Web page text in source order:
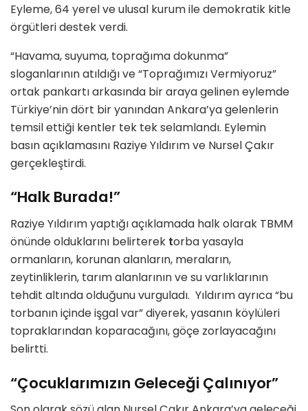
Eyleme, 64 yerel ve ulusal kurum ile demokratik kitle
örgütleri destek verdi.
“Havama, suyuma, toprağıma dokunma”
sloganlarının atıldığı ve “Toprağımızı Vermiyoruz”
ortak pankartı arkasında bir araya gelinen eylemde
Türkiye’nin dört bir yanından Ankara’ya gelenlerin
temsil ettiği kentler tek tek selamlandı. Eylemin
basın açıklamasını Raziye Yıldırım ve Nursel Çakır
gerçekleştirdi.
“Halk Burada!”
Raziye Yıldırım yaptığı açıklamada halk olarak TBMM
önünde olduklarını belirterek torba yasayla
ormanların, korunan alanların, meraların,
zeytinliklerin, tarım alanlarının ve su varlıklarının
tehdit altında olduğunu vurguladı. Yıldırım ayrıca “bu
torbanın içinde işgal var” diyerek, yasanın köylüleri
topraklarından koparacağını, göçe zorlayacağını
belirtti.
“Çocuklarımızın Geleceği Çalınıyor”